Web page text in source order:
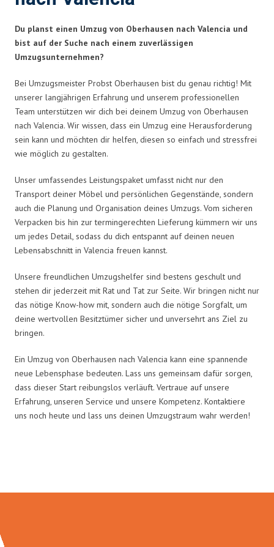
Du planst einen Umzug von Oberhausen nach Valencia und
bist auf der Suche nach einem zuverlässigen
Umzugsunternehmen?
Bei Umzugsmeister Probst Oberhausen bist du genau richtig! Mit
unserer langjährigen Erfahrung und unserem professionellen
Team unterstützen wir dich bei deinem Umzug von Oberhausen
nach Valencia. Wir wissen, dass ein Umzug eine Herausforderung
sein kann und möchten dir helfen, diesen so einfach und stressfrei
wie möglich zu gestalten.
Unser umfassendes Leistungspaket umfasst nicht nur den
Transport deiner Möbel und persönlichen Gegenstände, sondern
auch die Planung und Organisation deines Umzugs. Vom sicheren
Verpacken bis hin zur termingerechten Lieferung kümmern wir uns
um jedes Detail, sodass du dich entspannt auf deinen neuen
Lebensabschnitt in Valencia freuen kannst.
Unsere freundlichen Umzugshelfer sind bestens geschult und
stehen dir jederzeit mit Rat und Tat zur Seite. Wir bringen nicht nur
das nötige Know-how mit, sondern auch die nötige Sorgfalt, um
deine wertvollen Besitztümer sicher und unversehrt ans Ziel zu
bringen.
Ein Umzug von Oberhausen nach Valencia kann eine spannende
neue Lebensphase bedeuten. Lass uns gemeinsam dafür sorgen,
dass dieser Start reibungslos verläuft. Vertraue auf unsere
Erfahrung, unseren Service und unsere Kompetenz. Kontaktiere
uns noch heute und lass uns deinen Umzugstraum wahr werden!